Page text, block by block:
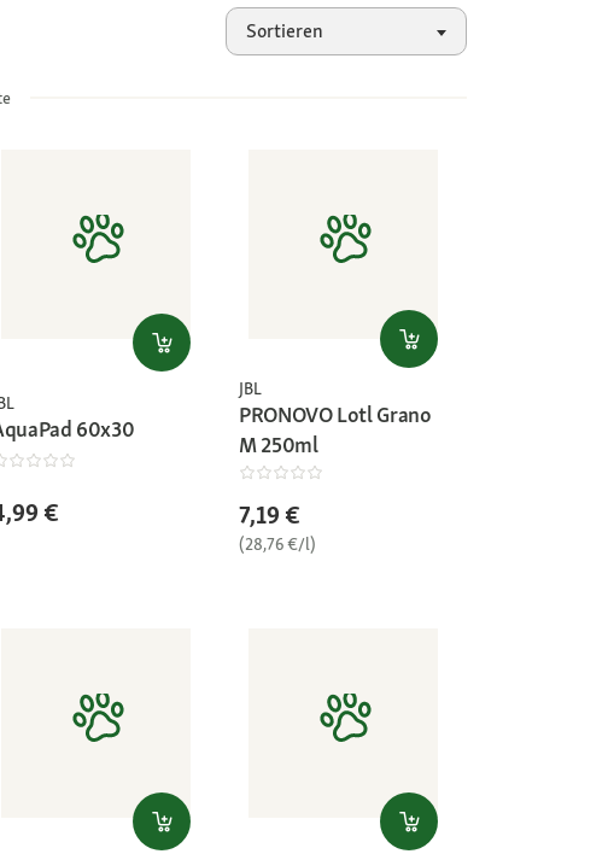
Sortieren
60x30
€
JBL
PRONOVO Lotl Grano
M 250ml
7,19 €
(28,76 €/l)